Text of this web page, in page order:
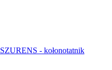
SZURENS - kołonotatnik